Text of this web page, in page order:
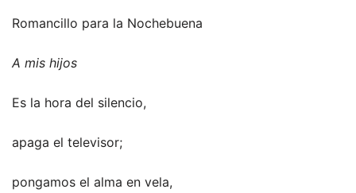
Romancillo para la Nochebuena
A mis hijos
Es la hora del silencio,
apaga el televisor;
pongamos el alma en vela,